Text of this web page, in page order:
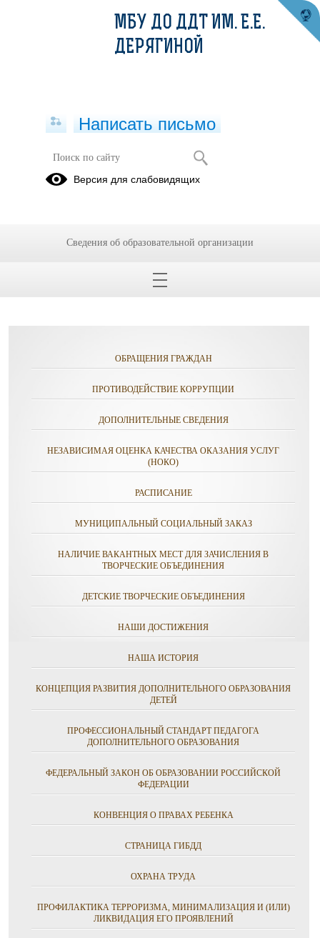
Карта коррупционных рисков ДДТ
ОБРАЩЕНИЯ ГРАЖДАН
ПРОТИВОДЕЙСТВИЕ КОРРУПЦИИ
ДОПОЛНИТЕЛЬНЫЕ СВЕДЕНИЯ
НЕЗАВИСИМАЯ ОЦЕНКА КАЧЕСТВА ОКАЗАНИЯ УСЛУГ
(НОКО)
РАСПИСАНИЕ
МУНИЦИПАЛЬНЫЙ СОЦИАЛЬНЫЙ ЗАКАЗ
НАЛИЧИЕ ВАКАНТНЫХ МЕСТ ДЛЯ ЗАЧИСЛЕНИЯ В
ТВОРЧЕСКИЕ ОБЪЕДИНЕНИЯ
ДЕТСКИЕ ТВОРЧЕСКИЕ ОБЪЕДИНЕНИЯ
НАШИ ДОСТИЖЕНИЯ
НАША ИСТОРИЯ
КОНЦЕПЦИЯ РАЗВИТИЯ ДОПОЛНИТЕЛЬНОГО ОБРАЗОВАНИЯ
ДЕТЕЙ
ПРОФЕССИОНАЛЬНЫЙ СТАНДАРТ ПЕДАГОГА
ДОПОЛНИТЕЛЬНОГО ОБРАЗОВАНИЯ
ФЕДЕРАЛЬНЫЙ ЗАКОН ОБ ОБРАЗОВАНИИ РОССИЙСКОЙ
ФЕДЕРАЦИИ
КОНВЕНЦИЯ О ПРАВАХ РЕБЕНКА
СТРАНИЦА ГИБДД
ОХРАНА ТРУДА
ПРОФИЛАКТИКА ТЕРРОРИЗМА, МИНИМАЛИЗАЦИЯ И (ИЛИ)
ЛИКВИДАЦИЯ ЕГО ПРОЯВЛЕНИЙ
МБУ ДО ДДТ ИМ. Е.Е.
ДЕРЯГИНОЙ
Написать письмо
Версия для слабовидящих
Сведения об образовательной организации